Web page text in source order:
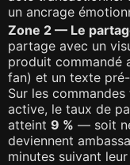
un ancrage
Zone 2 — Le
partage avec un
produit commandé
fan) et un texte
Sur les
active, le taux de
atteint 9 % — soit
deviennent
minutes suivant